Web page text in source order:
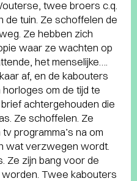
twee broers c.q.
de tuin. Ze schoffelen de
Ze hebben zich
waar ze wachten op
het menselijke….
af, en de kabouters
om de tijd te
achtergehouden die
Ze schoffelen. Ze
programma’s na om
wat verzwegen wordt.
Ze zijn bang voor de
Twee kabouters